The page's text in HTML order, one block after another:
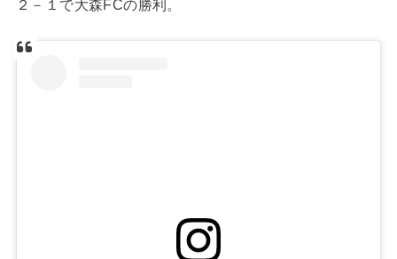
２－１で大森FCの勝利。